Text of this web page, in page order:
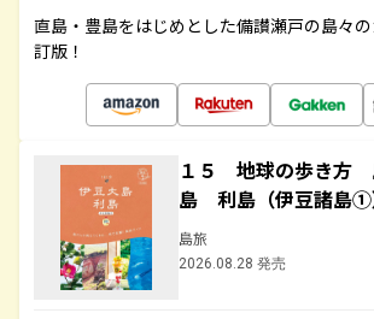
直島・豊島をはじめとした備讃瀬戸の島々
訂版！
１５ 地球の歩き方
島 利島（伊豆諸島①
島旅
2026.08.28 発売